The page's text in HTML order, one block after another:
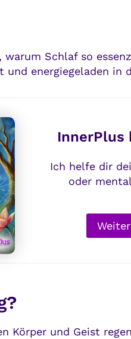
Schlaf so
energiegeladen in
InnerPlus
Ich helfe dir
oder
Körper und Geist